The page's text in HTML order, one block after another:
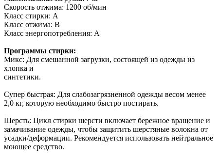
Скорость отжима: 1200 об/мин
Класс стирки: A
Класс отжима: B
Класс энергопотребления: А
Программы стирки:
Микс: Для смешанной загрузки, состоящей из одежды из
хлопка и
синтетики.
Супер быстрая: Для слабозагрязненной одежды весом менее
2,0 кг, которую необходимо быстро постирать.
Шерсть: Цикл стирки шерсти включает бережное вращение и
замачивание одежды, чтобы защитить шерстяные волокна от
усадки/деформации. Рекомендуется использовать нейтральное
моющее средство.